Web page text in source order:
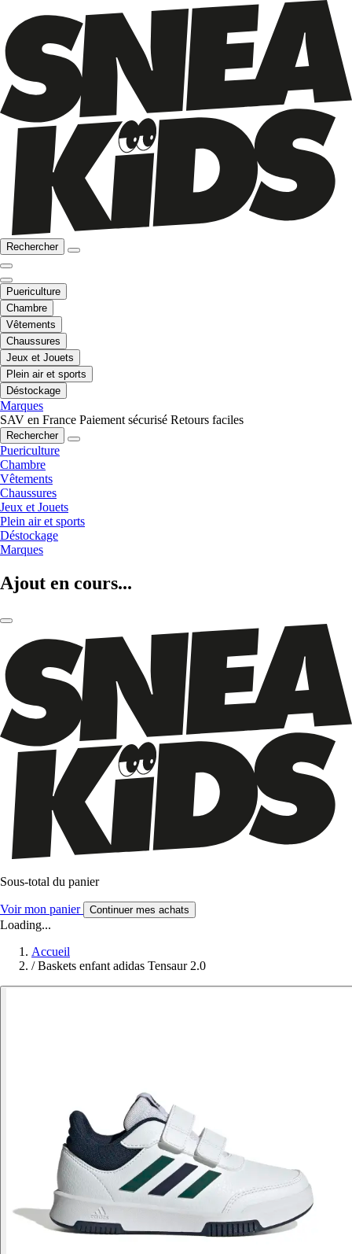
Rechercher
Puericulture
Chambre
Vêtements
Chaussures
Jeux et Jouets
Plein air et sports
Déstockage
Marques
SAV en France Paiement sécurisé Retours faciles
Rechercher
Puericulture
Chambre
Vêtements
Chaussures
Jeux et Jouets
Plein air et sports
Déstockage
Marques
Ajout en cours...
Sous-total du panier
Voir mon panier Continuer mes achats
Loading...
Accueil
/ Baskets enfant adidas Tensaur 2.0